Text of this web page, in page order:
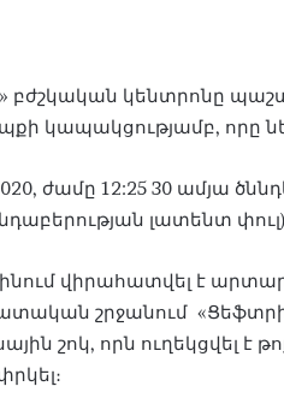
բժշկական կենտրոնը
կապակցությամբ, որը
ժամը 12:25 30 ամյա
լատենտ
վիրահատվել է
շրջանում
շոկ, որն ուղեկցվել է